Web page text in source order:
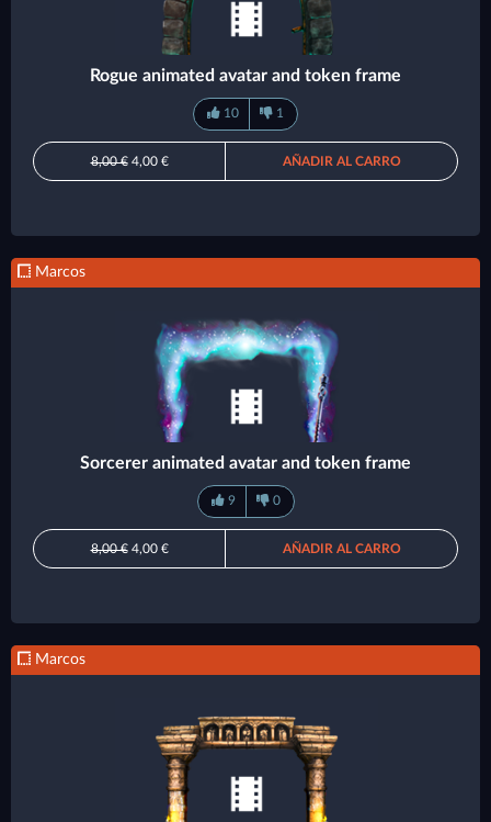
Rogue animated avatar and token frame
10 1
8,00 €4,00 € AÑADIR AL CARRO
Marcos
Sorcerer animated avatar and token frame
9 0
8,00 €4,00 € AÑADIR AL CARRO
Marcos